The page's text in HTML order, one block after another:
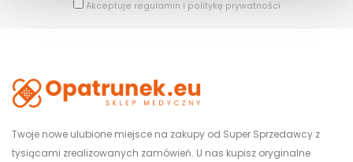
Akceptuje regulamin i politykę prywatności
Twoje nowe ulubione miejsce na zakupy od Super Sprzedawcy z
tysiącami zrealizowanych zamówień. U nas kupisz oryginalne